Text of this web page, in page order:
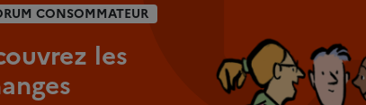
CONSOMMATEUR
les